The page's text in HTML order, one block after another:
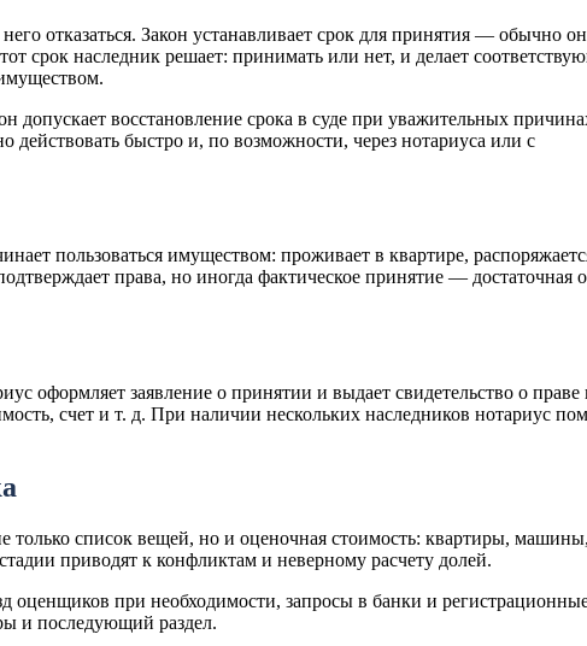
отказаться. Закон устанавливает срок для принятия — обычно он
срок наследник решает: принимать или нет, и делает
допускает восстановление срока в суде при уважительных
быстро и, по возможности, через нотариуса или с
пользоваться имуществом: проживает в квартире,
права, но иногда фактическое принятие — достаточная
оформляет заявление о принятии и выдает свидетельство о праве
счет и т. д. При наличии нескольких наследников нотариус
только список вещей, но и оценочная стоимость: квартиры, машины,
приводят к конфликтам и неверному расчету долей.
оценщиков при необходимости, запросы в банки и
и последующий раздел.